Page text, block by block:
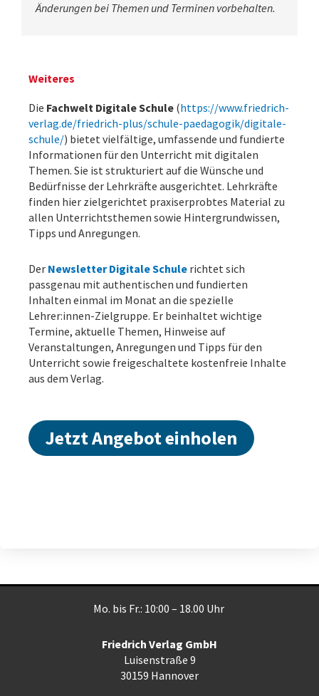
Änderungen bei Themen und Terminen vorbehalten.
Weiteres
Die Fachwelt Digitale Schule (https://www.friedrich-
verlag.de/friedrich-plus/schule-paedagogik/digitale-
schule/) bietet vielfältige, umfassende und fundierte
Informationen für den Unterricht mit digitalen
Themen. Sie ist strukturiert auf die Wünsche und
Bedürfnisse der Lehrkräfte ausgerichtet. Lehrkräfte
finden hier zielgerichtet praxiserprobtes Material zu
allen Unterrichtsthemen sowie Hintergrundwissen,
Tipps und Anregungen.
Der Newsletter Digitale Schule richtet sich
passgenau mit authentischen und fundierten
Inhalten einmal im Monat an die spezielle
Lehrer:innen-Zielgruppe. Er beinhaltet wichtige
Termine, aktuelle Themen, Hinweise auf
Veranstaltungen, Anregungen und Tipps für den
Unterricht sowie freigeschaltete kostenfreie Inhalte
aus dem Verlag.
Jetzt Angebot einholen
Mo. bis Fr.: 10:00 – 18.00 Uhr
Friedrich Verlag GmbH
Luisenstraße 9
30159 Hannover